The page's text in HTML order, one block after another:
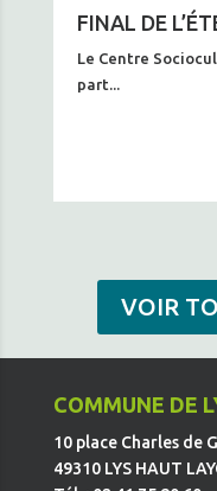
FINAL DE
Le Centre
part...
VOIR
COMMUNE DE
10 place Charles de
49310 LYS HAUT